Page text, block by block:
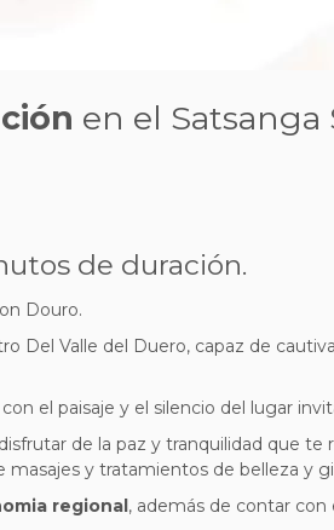
en el Satsanga
de duración.
Douro.
Del Valle del Duero, capaz de
el paisaje y el silencio del lugar
de la paz y tranquilidad que te
masajes y tratamientos de belleza y
regional, además de contar con